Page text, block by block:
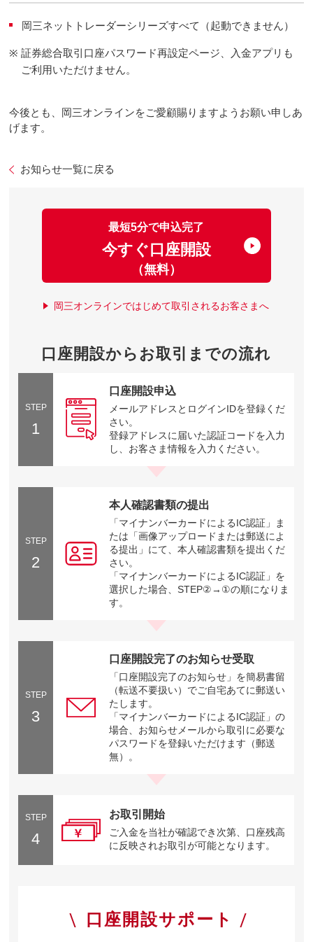
岡三ネットトレーダーシリーズすべて（起動できません）
※ 証券総合取引口座パスワード再設定ページ、入金アプリも
ご利用いただけません。
今後とも、岡三オンラインをご愛顧賜りますようお願い申しあ
げます。
お知らせ一覧に戻る
最短5分で申込完了
今すぐ口座開設
（無料）
岡三オンラインではじめて取引されるお客さまへ
口座開設からお取引までの流れ
STEP
1
口座開設申込
メールアドレスとログインIDを登録くだ
さい。
登録アドレスに届いた認証コードを入力
し、お客さま情報を入力ください。
STEP
2
本人確認書類の提出
「マイナンバーカードによるIC認証」ま
たは「画像アップロードまたは郵送によ
る提出」にて、本人確認書類を提出くだ
さい。
「マイナンバーカードによるIC認証」を
選択した場合、STEP②→①の順になりま
す。
STEP
3
口座開設完了のお知らせ受取
「口座開設完了のお知らせ」を簡易書留
（転送不要扱い）でご自宅あてに郵送い
たします。
「マイナンバーカードによるIC認証」の
場合、お知らせメールから取引に必要な
パスワードを登録いただけます（郵送
無）。
STEP
4
お取引開始
ご入金を当社が確認でき次第、口座残高
に反映されお取引が可能となります。
口座開設サポート